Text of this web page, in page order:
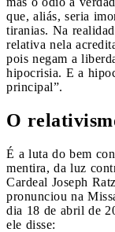
que, aliás, seria
tiranias. Na
relativa nela
pois negam a
hipocrisia. E a
principal”.
O
É a luta do bem
mentira, da luz
Cardeal Joseph
pronunciou na
dia 18 de abril de
ele disse: